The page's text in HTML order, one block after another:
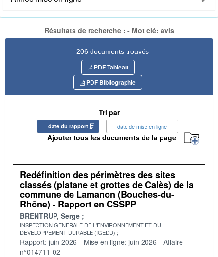
Résultats de recherche : - Mot clé: avis
206 documents trouvés
PDF Tableau
PDF Bibliographie
Tri par
date du rapport date de mise en ligne
Ajouter tous les documents de la page
Redéfinition des périmètres des sites
classés (platane et grottes de Calès) de la
commune de Lamanon (Bouches-du-
Rhône) - Rapport en CSSPP
BRENTRUP, Serge
INSPECTION GENERALE DE L'ENVIRONNEMENT ET DU
DEVELOPPEMENT DURABLE (IGEDD)
Rapport: juin 2026 Mise en ligne: juin 2026
Affaire
n°014711-02